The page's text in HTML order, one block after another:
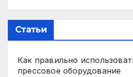
Статьи
Как правильно
прессовое оборудование